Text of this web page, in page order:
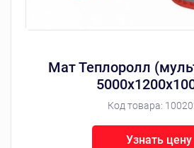
Мат Теплоролл
Код товара:
Узнать цену